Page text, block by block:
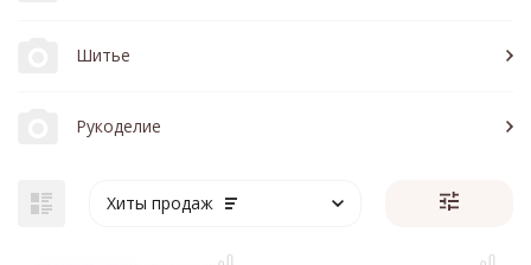
Шитье
Рукоделие
Хиты продаж